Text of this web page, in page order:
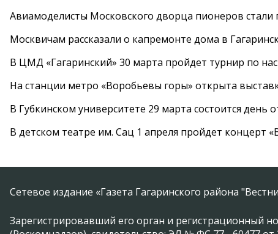
Авиамоделисты Московского дворца пионеров стали
Москвичам рассказали о капремонте дома в
В ЦМД «Гагаринский» 30 марта пройдет турнир по
На станции метро «Воробьевы горы» открыта
В Губкинском университете 29 марта состоится день
В детском театре им. Сац 1 апреля пройдет концерт
Сетевое издание «Газета Гагаринского района
Зарегистрировавший его орган и регистрационный